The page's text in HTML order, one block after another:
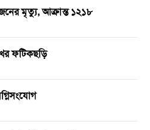
মৃত্যু, আক্রান্ত ১২১৮
ফটিকছড়ি